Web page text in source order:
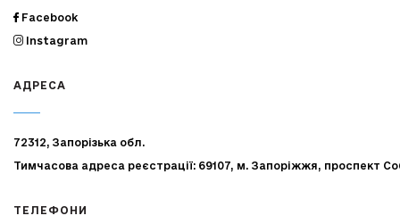
Facebook
Instagram
АДРЕСА
72312, Запорізька обл.
Тимчасова адреса реєстрації: 69107, м. Запоріжжя, проспект
ТЕЛЕФОНИ